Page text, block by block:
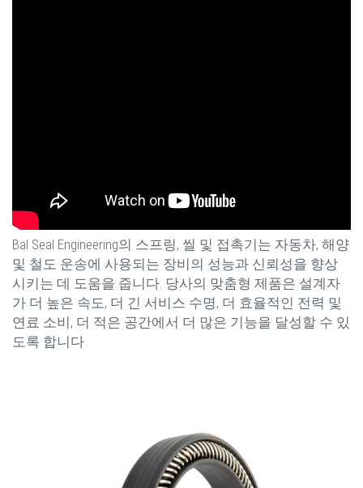
Bal Seal Engineering의 스프링, 씰 및 접촉기는 자동차, 해양
및 철도 운송에 사용되는 장비의 성능과 신뢰성을 향상
시키는 데 도움을 줍니다. 당사의 맞춤형 제품은 설계자
가 더 높은 속도, 더 긴 서비스 수명, 더 효율적인 전력 및
연료 소비, 더 적은 공간에서 더 많은 기능을 달성할 수 있
도록 합니다.